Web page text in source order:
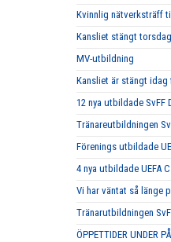
Kvinnlig nätverksträff
Kansliet stängt
MV-utbildning
Kansliet är stängt idag
12 nya utbildade SvFF
Tränareutbildningen
Förenings utbildade
4 nya utbildade UEFA
Vi har väntat så länge
Tränarutbildningen
ÖPPETTIDER UNDER